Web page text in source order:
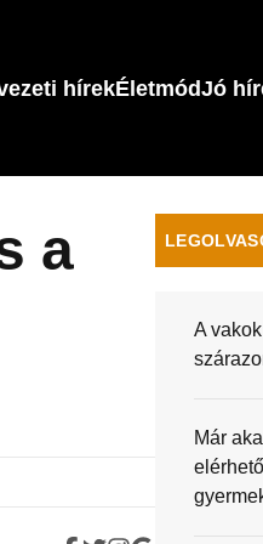
hírekÉletmódJó
a
A
Már